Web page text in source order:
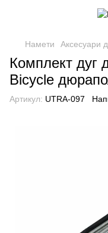
Намети Аксесуари
Комплект дуг
Bicycle
Артикул: UTRA-097